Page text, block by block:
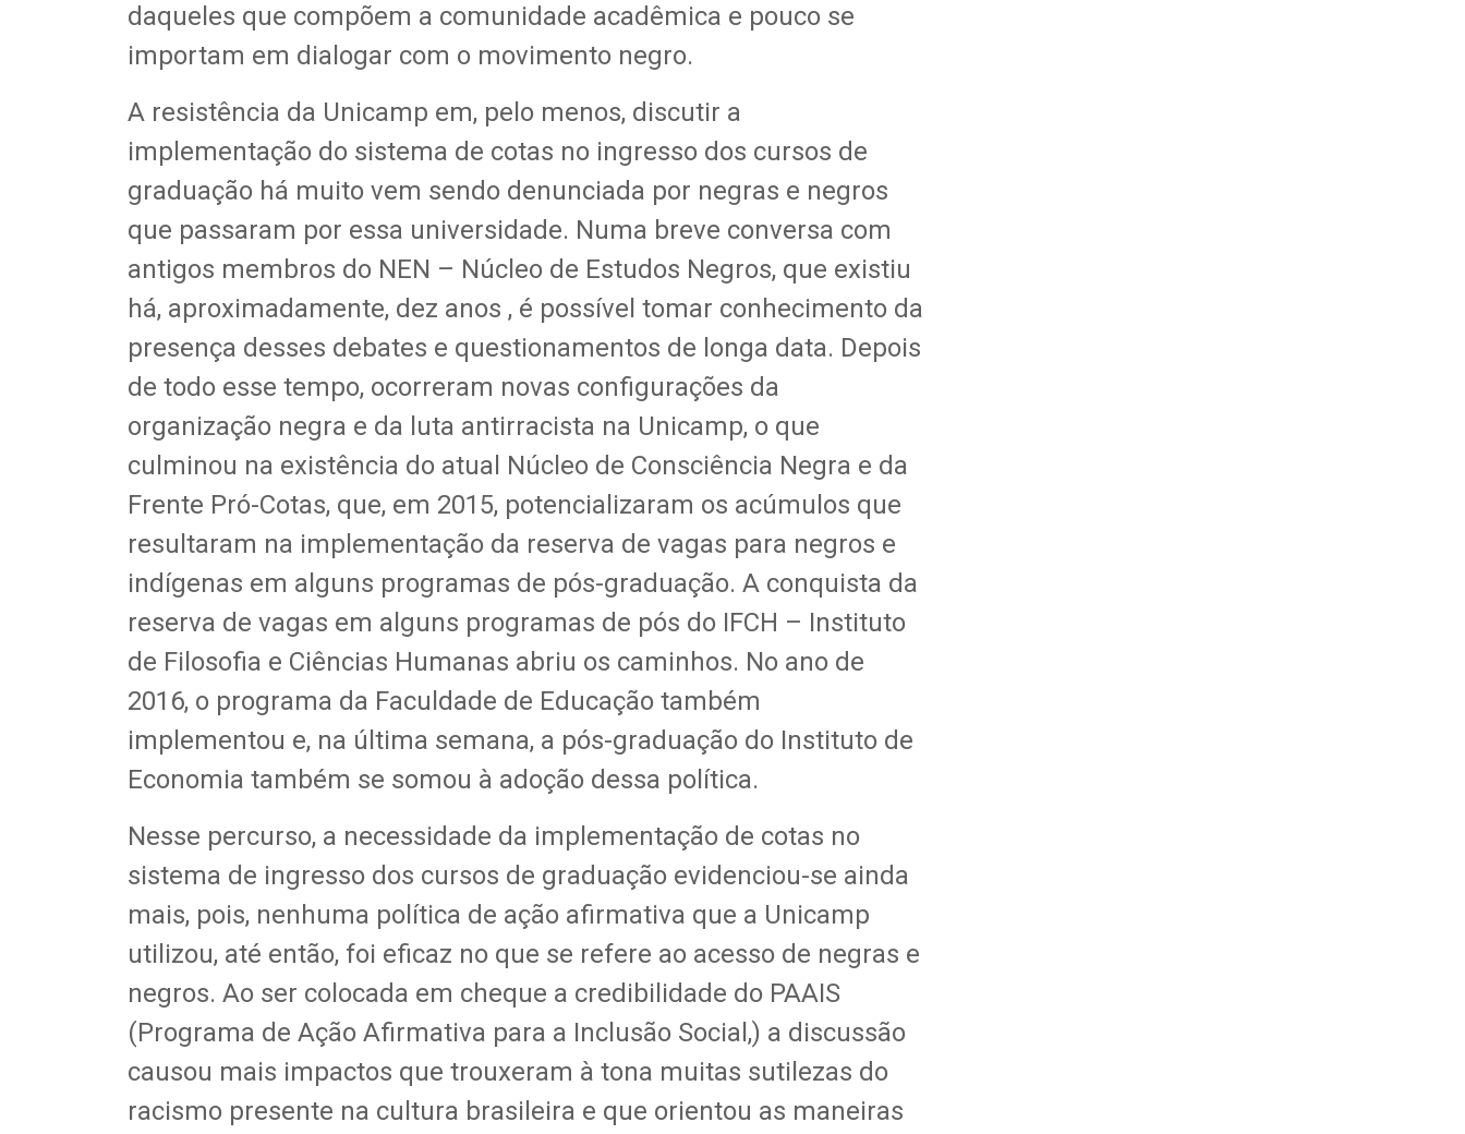
daqueles que compõem a comunidade acadêmica e pouco se
importam em dialogar com o movimento negro.
A resistência da Unicamp em, pelo menos, discutir a
implementação do sistema de cotas no ingresso dos cursos de
graduação há muito vem sendo denunciada por negras e negros
que passaram por essa universidade. Numa breve conversa com
antigos membros do NEN – Núcleo de Estudos Negros, que existiu
há, aproximadamente, dez anos , é possível tomar conhecimento da
presença desses debates e questionamentos de longa data. Depois
de todo esse tempo, ocorreram novas configurações da
organização negra e da luta antirracista na Unicamp, o que
culminou na existência do atual Núcleo de Consciência Negra e da
Frente Pró-Cotas, que, em 2015, potencializaram os acúmulos que
resultaram na implementação da reserva de vagas para negros e
indígenas em alguns programas de pós-graduação. A conquista da
reserva de vagas em alguns programas de pós do IFCH – Instituto
de Filosofia e Ciências Humanas abriu os caminhos. No ano de
2016, o programa da Faculdade de Educação também
implementou e, na última semana, a pós-graduação do Instituto de
Economia também se somou à adoção dessa política.
Nesse percurso, a necessidade da implementação de cotas no
sistema de ingresso dos cursos de graduação evidenciou-se ainda
mais, pois, nenhuma política de ação afirmativa que a Unicamp
utilizou, até então, foi eficaz no que se refere ao acesso de negras e
negros. Ao ser colocada em cheque a credibilidade do PAAIS
(Programa de Ação Afirmativa para a Inclusão Social,) a discussão
causou mais impactos que trouxeram à tona muitas sutilezas do
racismo presente na cultura brasileira e que orientou as maneiras